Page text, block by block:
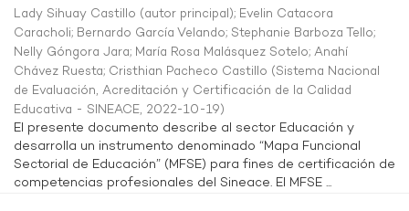
Lady Sihuay Castillo (autor principal); Evelin Catacora
Caracholi; Bernardo García Velando; Stephanie Barboza Tello;
Nelly Góngora Jara; María Rosa Malásquez Sotelo; Anahí
Chávez Ruesta; Cristhian Pacheco Castillo (Sistema Nacional
de Evaluación, Acreditación y Certificación de la Calidad
Educativa - SINEACE, 2022-10-19)
El presente documento describe al sector Educación y
desarrolla un instrumento denominado “Mapa Funcional
Sectorial de Educación” (MFSE) para fines de certificación de
competencias profesionales del Sineace. El MFSE ...